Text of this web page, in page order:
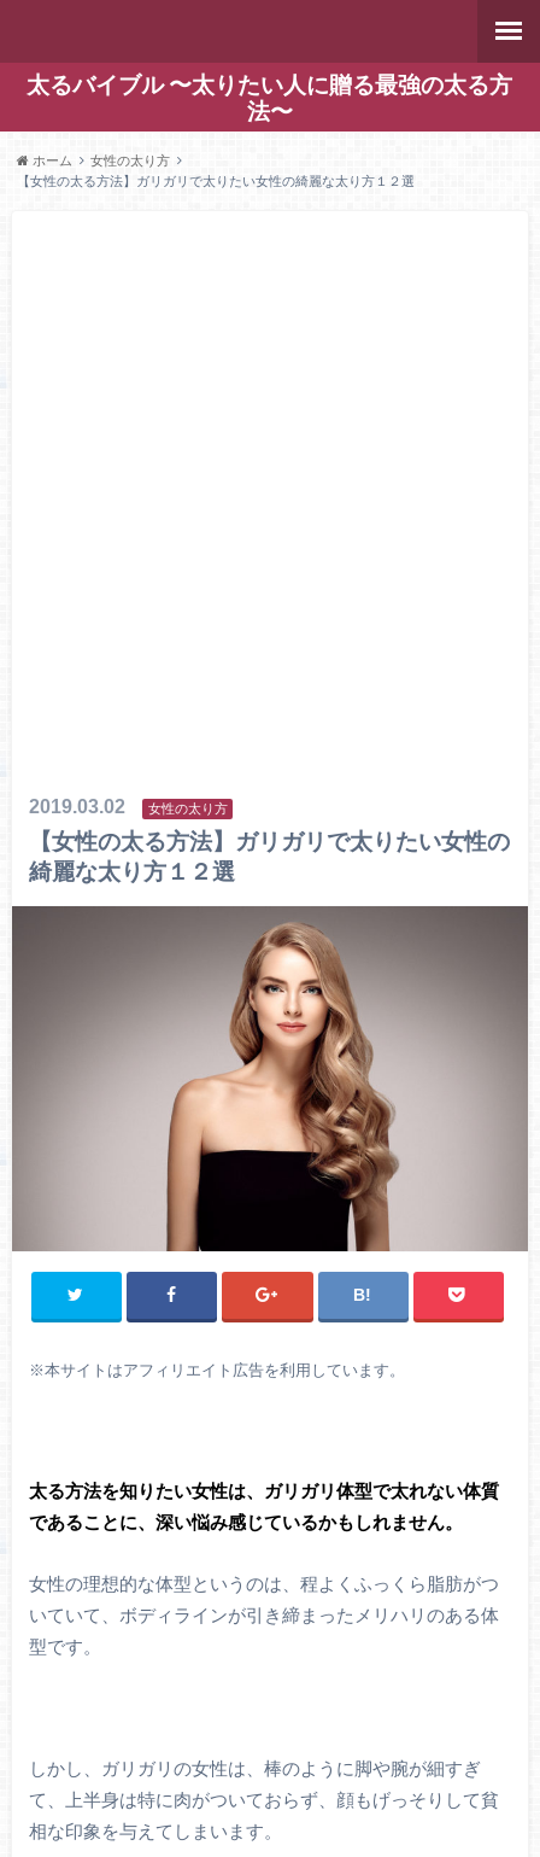
太るバイブル 〜太りたい人に贈る最強の太る方
法〜
ホーム
女性の太り方
【女性の太る方法】ガリガリで太りたい女性の綺麗な太り方１２選
2019.03.02 女性の太り方
【女性の太る方法】ガリガリで太りたい女性の
綺麗な太り方１２選
※本サイトはアフィリエイト広告を利用しています。
太る方法を知りたい女性は、ガリガリ体型で太れない体質
であることに、深い悩み感じているかもしれません。
女性の理想的な体型というのは、程よくふっくら脂肪がつ
いていて、ボディラインが引き締まったメリハリのある体
型です。
しかし、ガリガリの女性は、棒のように脚や腕が細すぎ
て、上半身は特に肉がついておらず、顔もげっそりして貧
相な印象を与えてしまいます。